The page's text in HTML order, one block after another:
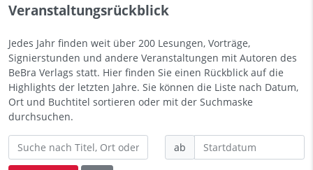
Veranstaltungsrückblick
Jedes Jahr finden weit über 200 Lesungen, Vorträge,
Signierstunden und andere Veranstaltungen mit Autoren des
BeBra Verlags statt. Hier finden Sie einen Rückblick auf die
Highlights der letzten Jahre. Sie können die Liste nach Datum,
Ort und Buchtitel sortieren oder mit der Suchmaske
durchsuchen.
ab